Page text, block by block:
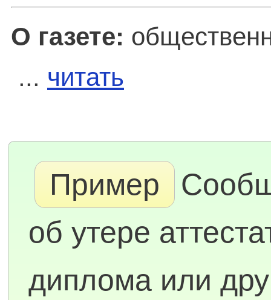
О газете:
... читать
Пример
об утере
диплома или